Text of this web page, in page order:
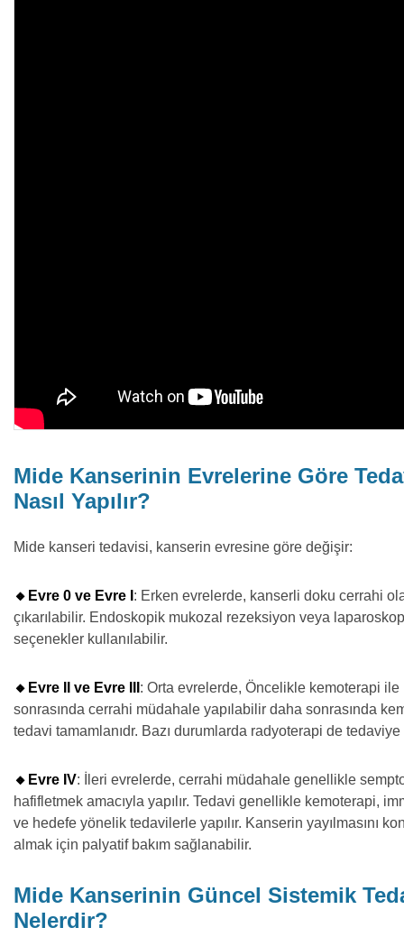
Mide Kanserinin Evrelerine Göre
Nasıl Yapılır?
Mide kanseri tedavisi, kanserin evresine göre değişir:
🔸Evre 0 ve Evre I : Erken evrelerde, kanserli doku cerrahi
çıkarılabilir. Endoskopik mukozal rezeksiyon veya
seçenekler kullanılabilir.
🔸Evre II ve Evre III : Orta evrelerde, Öncelikle kemoterapi ile
sonrasında cerrahi müdahale yapılabilir daha sonrasında
tedavi tamamlanıdr. Bazı durumlarda radyoterapi de
🔸Evre IV: İleri evrelerde, cerrahi müdahale genellikle
hafifletmek amacıyla yapılır. Tedavi genellikle kemoterapi,
ve hedefe yönelik tedavilerle yapılır. Kanserin yayılmasını
almak için palyatif bakım sağlanabilir.
Mide Kanserinin Güncel Sistemik
Nelerdir?